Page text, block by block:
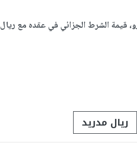
نابولي في الصيف الماضي مقابل 30 مليون يورو، قيمة الشرط الجزائي في عقده مع ريال
ريال مدريد